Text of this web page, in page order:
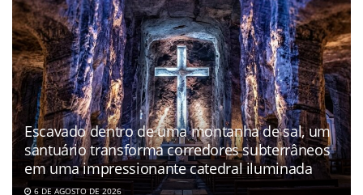
Escavado dentro de uma montanha de sal, um
santuário transforma corredores subterrâneos
em uma impressionante catedral iluminada
6 DE AGOSTO DE 2026